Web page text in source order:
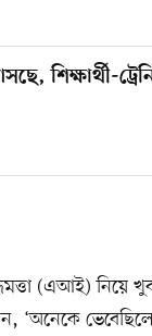
শিক্ষার্থী-
(এআই) নিয়ে
‘অনেকে